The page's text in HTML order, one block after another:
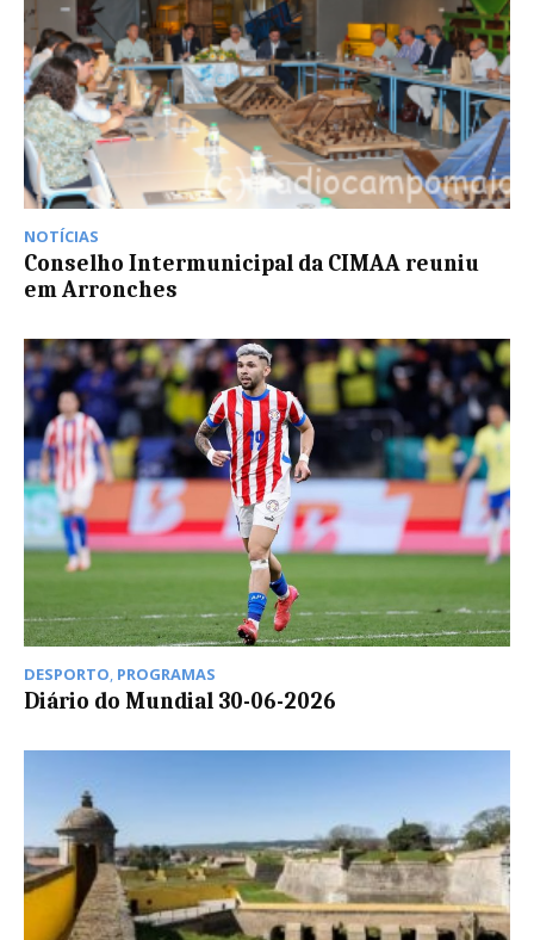
NOTÍCIAS
Conselho Intermunicipal da CIMAA reuniu
em Arronches
DESPORTO PROGRAMAS
Diário do Mundial 30-06-2026